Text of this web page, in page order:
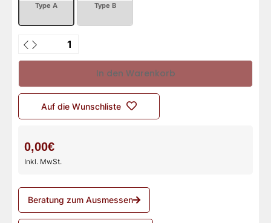
In den Warenkorb
Auf die Wunschliste
0,00€
Inkl. MwSt.
Beratung zum Ausmessen